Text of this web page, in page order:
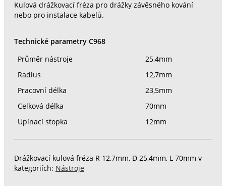
Kulová drážkovací fréza pro drážky závěsného kování
nebo pro instalace kabelů.
Technické parametry C968
Průměr nástroje
25,4mm
Radius
12,7mm
Pracovní délka
23,5mm
Celková délka
70mm
Upínací stopka
12mm
Drážkovací kulová fréza R 12,7mm, D 25,4mm, L 70mm v
kategoriích: Nástroje